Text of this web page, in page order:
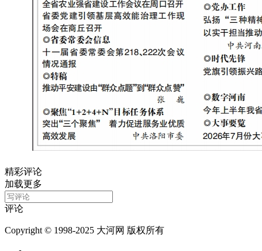
精彩评论
加载更多
评论
Copyright © 1998-2025 大河网 版权所有